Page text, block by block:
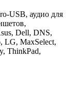
USB, аудио для
Dell, DNS,
LG, MaxSelect,
ThinkPad,